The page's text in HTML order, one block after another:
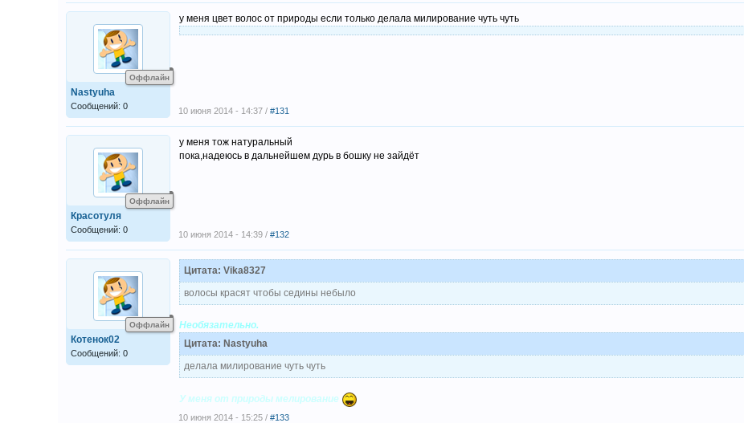
Оффлайн
Nastyuha
Сообщений: 0
у меня цвет волос от природы если только делала милирование чуть чуть
10 июня 2014 - 14:37 / #131
Оффлайн
Красотуля
Сообщений: 0
у меня тож натуральный
пока,надеюсь в дальнейшем дурь в бошку не зайдёт
10 июня 2014 - 14:39 / #132
Оффлайн
Котенок02
Сообщений: 0
Цитата: Vika8327
волосы красят чтобы седины небыло
Необязательно.
Цитата: Nastyuha
делала милирование чуть чуть
У меня от природы мелирование
10 июня 2014 - 15:25 / #133